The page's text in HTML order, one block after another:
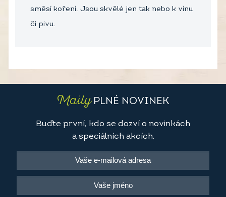
směsí koření. Jsou skvělé jen tak nebo k vínu
či pivu.
MailyPLNÉ NOVINEK
Buďte první, kdo se dozví o novinkách
a speciálních akcích.